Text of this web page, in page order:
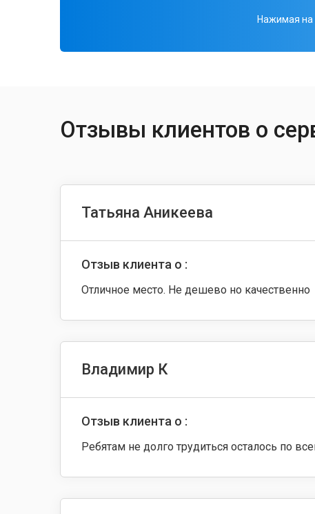
Нажимая на
Отзывы клиентов о
Татьяна Аникеева
Отзыв клиента о :
Отличное место. Не дешево но качественно
Владимир К
Отзыв клиента о :
Ребятам не долго трудиться осталось по